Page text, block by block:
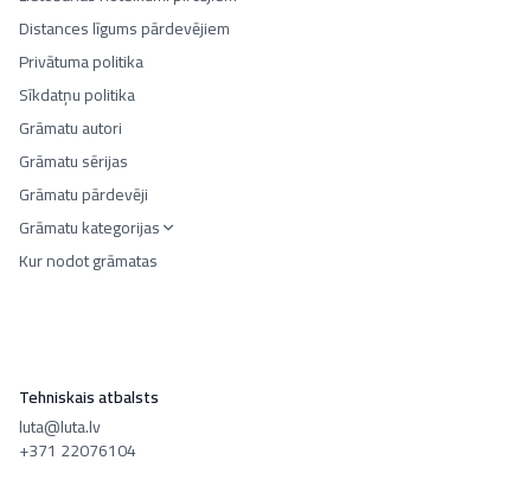
Distances līgums pārdevējiem
Privātuma politika
Sīkdatņu politika
Grāmatu autori
Grāmatu sērijas
Grāmatu pārdevēji
Grāmatu kategorijas
Kur nodot grāmatas
Tehniskais atbalsts
luta@luta.lv
+371 22076104